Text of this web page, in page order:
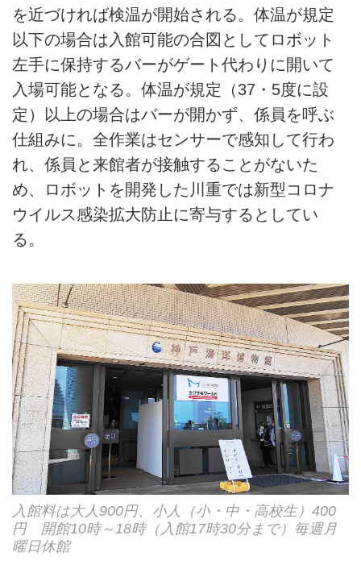
を近づければ検温が開始される。体温が規定
以下の場合は入館可能の合図としてロボット
左手に保持するバーがゲート代わりに開いて
入場可能となる。体温が規定（37・5度に設
定）以上の場合はバーが開かず、係員を呼ぶ
仕組みに。全作業はセンサーで感知して行わ
れ、係員と来館者が接触することがないた
め、ロボットを開発した川重では新型コロナ
ウイルス感染拡大防止に寄与するとしてい
る。
入館料は大人900円、小人（小・中・高校生）400
円 開館10時～18時（入館17時30分まで）毎週月
曜日休館